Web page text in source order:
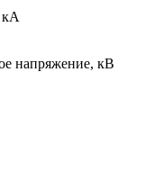
кА
напряжение, кВ